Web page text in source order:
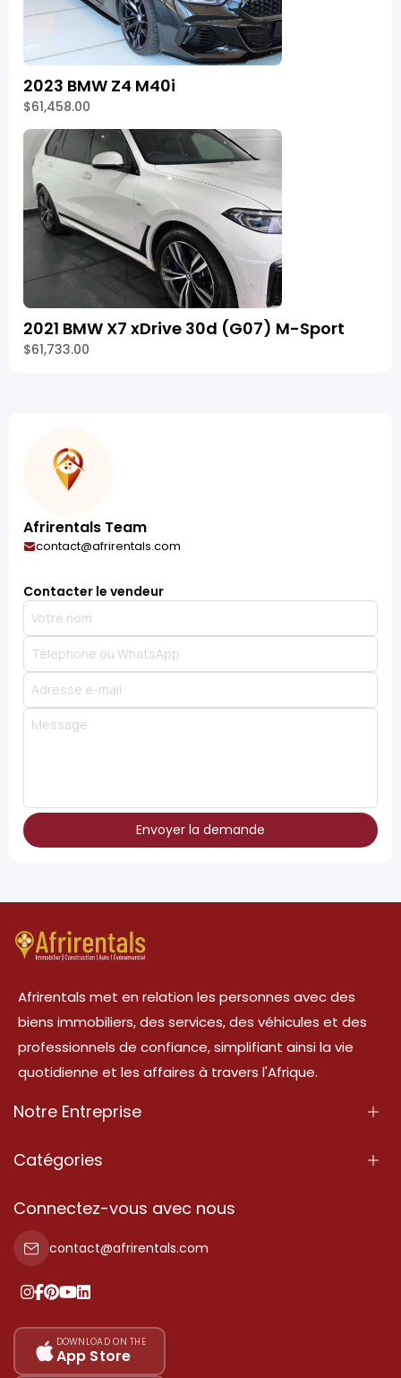
2023 BMW Z4 M40i
$61,458.00
2021 BMW X7 xDrive 30d (G07) M-Sport
$61,733.00
Afrirentals Team
contact@afrirentals.com
Contacter le vendeur
Envoyer la demande
Afrirentals met en relation les personnes avec des
biens immobiliers, des services, des véhicules et des
professionnels de confiance, simplifiant ainsi la vie
quotidienne et les affaires à travers l'Afrique.
Notre Entreprise
À Propos
Conditions d'Utilisation
Politique de Confidentialité
Nos tarifs
Plan du site
Catégories
Propriété
Propriété à vendre
Propriété à louer
Ajoutez votre témoignage
Connectez-vous avec nous
contact@afrirentals.com
DOWNLOAD ON THE
App Store